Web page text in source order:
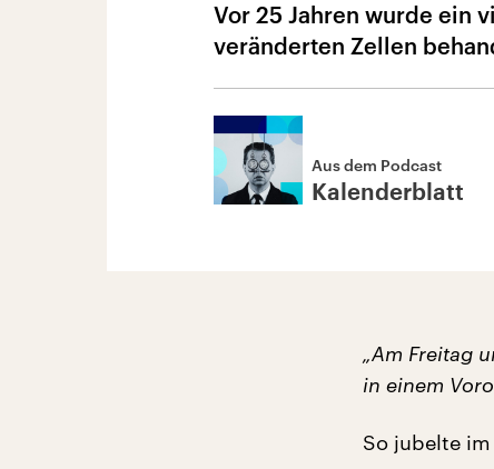
Vor 25 Jahren wurde ein
veränderten Zellen
Aus dem Podcast
Kalenderblatt
„Am Freitag
in einem
So jubelte